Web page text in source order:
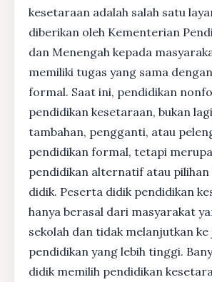
kesetaraan adalah salah satu
diberikan oleh Kementerian
dan Menengah kepada
memiliki tugas yang sama
formal. Saat ini, pendidikan
pendidikan kesetaraan, bukan
tambahan, pengganti, atau
pendidikan formal, tetapi
pendidikan alternatif atau
didik. Peserta didik pendidikan
hanya berasal dari masyarakat
sekolah dan tidak melanjutkan
pendidikan yang lebih tinggi.
didik memilih pendidikan